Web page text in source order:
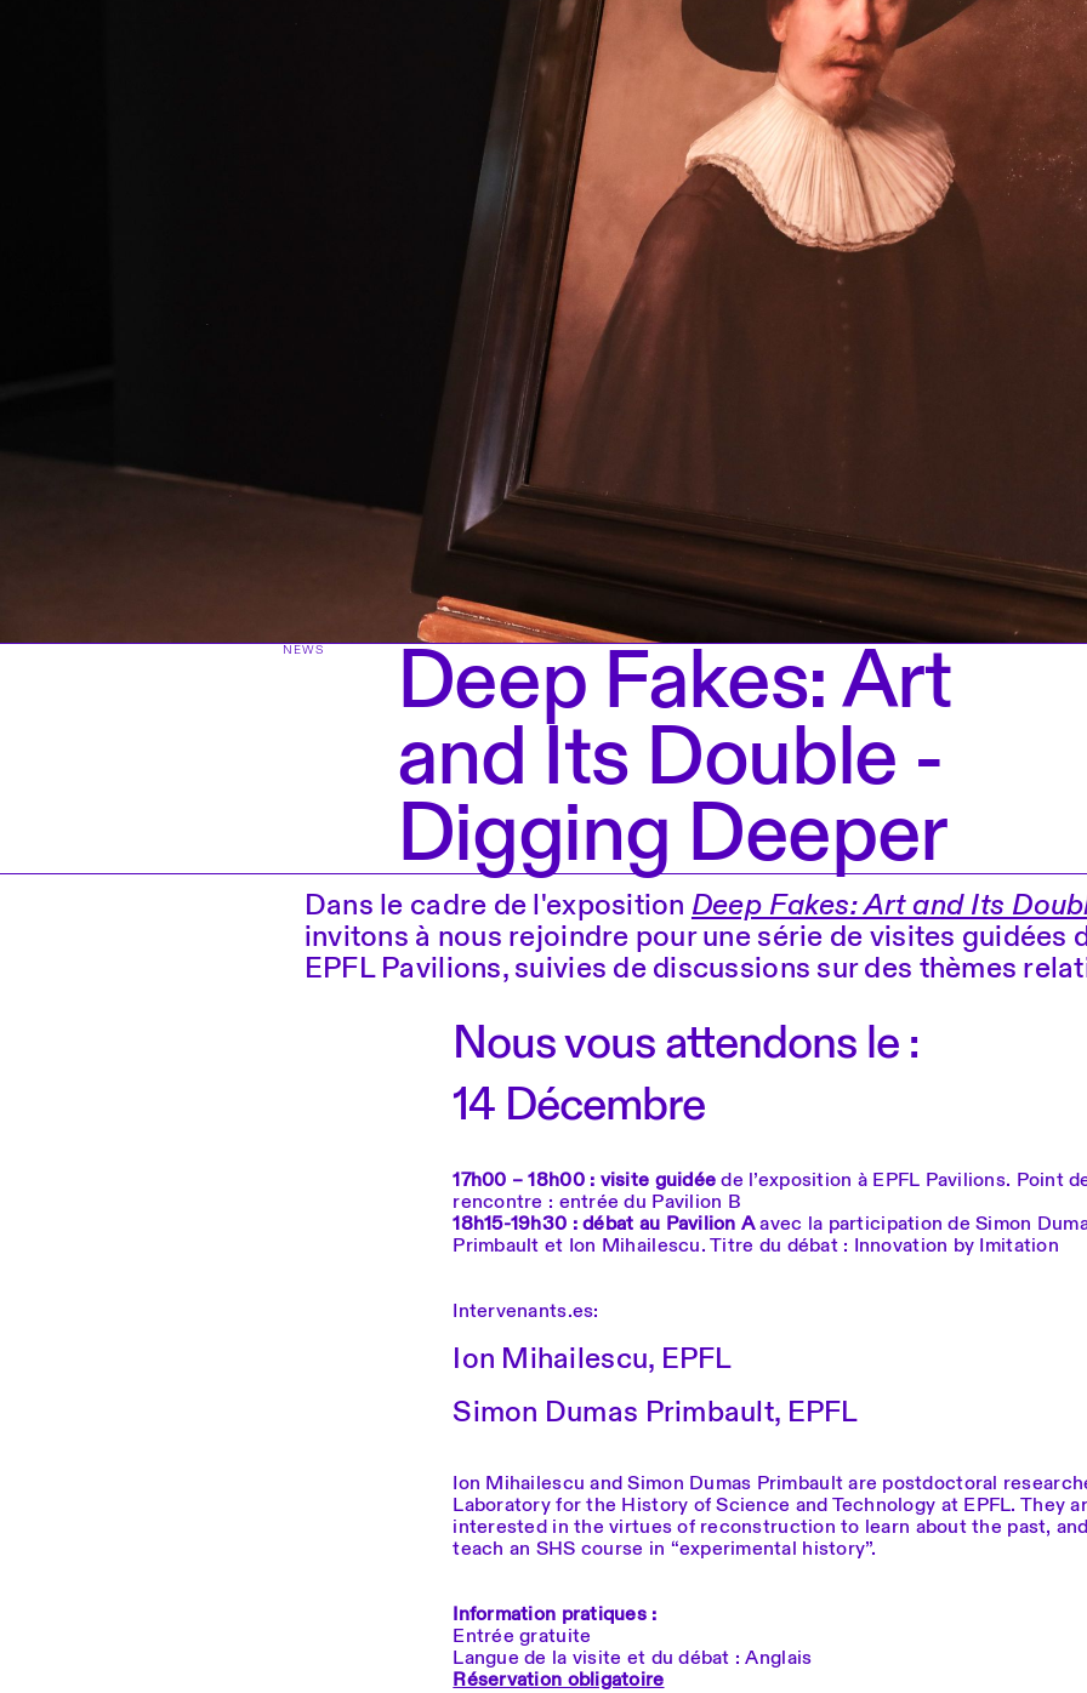
NEWS Deep Fakes: Art
and Its Double -
Digging Deeper
Dans le cadre de l'exposition Deep Fakes: Art and Its
invitons à nous rejoindre pour une série de visites guidées
EPFL Pavilions, suivies de discussions sur des thèmes
Nous vous attendons le :
14 Décembre
17h00 – 18h00 : visite guidéede l’exposition à EPFL Pavilions. Point
rencontre : entrée du Pavilion B
18h15-19h30 : débat au Pavilion Aavec la participation de Simon
Primbault et Ion Mihailescu. Titre du débat : Innovation by Imitation
Intervenants.es:
Ion Mihailescu, EPFL
Simon Dumas Primbault, EPFL
Ion Mihailescu and Simon Dumas Primbault are postdoctoral
Laboratory for the History of Science and Technology at EPFL. They
interested in the virtues of reconstruction to learn about the past,
teach an SHS course in “experimental history”.
Information pratiques :
Entrée gratuite
Langue de la visite et du débat : Anglais
Réservation obligatoire